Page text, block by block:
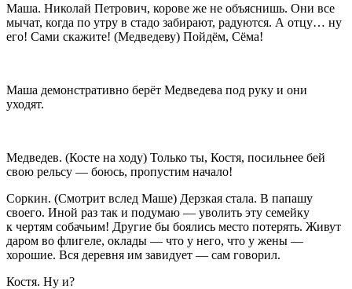
Маша. Николай Петрович, корове же не объяснишь. Они все
мычат, когда по утру в стадо забирают, радуются. А отцу… ну
его! Сами скажите! (Медведеву) Пойдём, Сёма!
Маша демонстративно берёт Медведева под руку и они
уходят.
Медведев. (Косте на ходу) Только ты, Костя, посильнее бей
свою рельсу — боюсь, пропустим начало!
Соркин. (Смотрит вслед Маше) Дерзкая стала. В папашу
своего. Иной раз так и подумаю — уволить эту семейку
к чертям собачьим! Другие бы боялись место потерять. Живут
даром во флигеле, оклады — что у него, что у жены —
хорошие. Вся деревня им завидует — сам говорил.
Костя. Ну и?